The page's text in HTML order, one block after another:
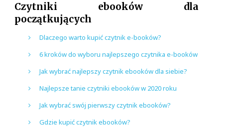
Czytniki ebooków dla
początkujących
Dlaczego warto kupić czytnik e-booków?
6 kroków do wyboru najlepszego czytnika e-booków
Jak wybrać najlepszy czytnik ebooków dla siebie?
Najlepsze tanie czytniki ebooków w 2020 roku
Jak wybrać swój pierwszy czytnik ebooków?
Gdzie kupić czytnik ebooków?